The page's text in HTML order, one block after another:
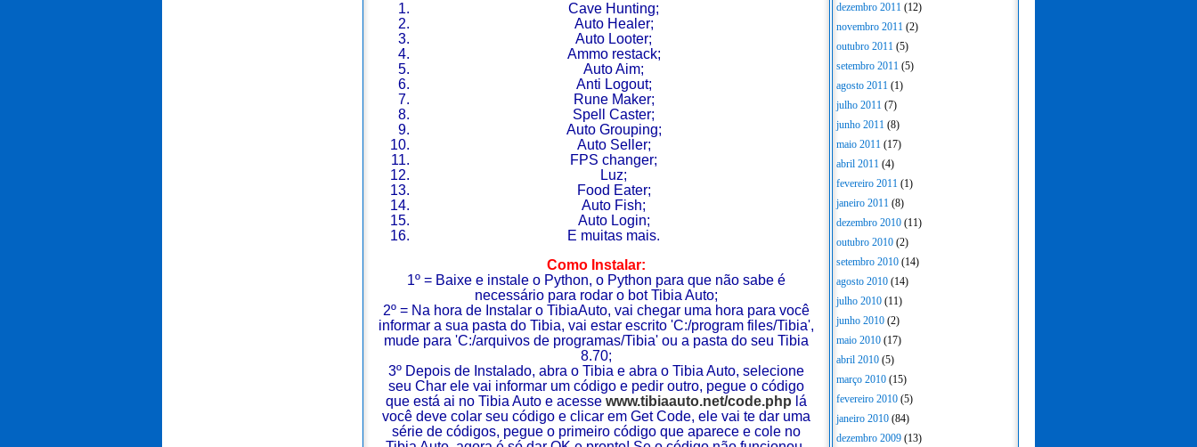
Cave Hunting;
Auto Healer;
Auto Looter;
Ammo restack;
Auto Aim;
Anti Logout;
Rune Maker;
Spell Caster;
Auto Grouping;
Auto Seller;
FPS changer;
Luz;
Food Eater;
Auto Fish;
Auto Login;
E muitas mais.
Como Instalar:
1º = Baixe e instale o Python, o Python para que não sabe é
necessário para rodar o bot Tibia Auto;
2º = Na hora de Instalar o TibiaAuto, vai chegar uma hora para você
informar a sua pasta do Tibia, vai estar escrito 'C:/program files/Tibia',
mude para 'C:/arquivos de programas/Tibia' ou a pasta do seu Tibia
8.70;
3º Depois de Instalado, abra o Tibia e abra o Tibia Auto, selecione
seu Char ele vai informar um código e pedir outro, pegue o código
que está ai no Tibia Auto e acesse www.tibiaauto.net/code.php lá
você deve colar seu código e clicar em Get Code, ele vai te dar uma
série de códigos, pegue o primeiro código que aparece e cole no
dezembro 2011 (12)
novembro 2011 (2)
outubro 2011 (5)
setembro 2011 (5)
agosto 2011 (1)
julho 2011 (7)
junho 2011 (8)
maio 2011 (17)
abril 2011 (4)
fevereiro 2011 (1)
janeiro 2011 (8)
dezembro 2010 (11)
outubro 2010 (2)
setembro 2010 (14)
agosto 2010 (14)
julho 2010 (11)
junho 2010 (2)
maio 2010 (17)
abril 2010 (5)
março 2010 (15)
fevereiro 2010 (5)
janeiro 2010 (84)
dezembro 2009 (13)